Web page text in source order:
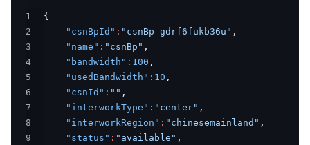
1
{
2
"csnBpId" : "csnBp-gdrf6fukb36u" ,
3
"name" : "csnBp" ,
4
"bandwidth" : 100 ,
5
"usedBandwidth" : 10 ,
6
"csnId" : "" ,
7
"interworkType" : "center" ,
8
"interworkRegion" : "chinesemainland" ,
9
"status" : "available" ,